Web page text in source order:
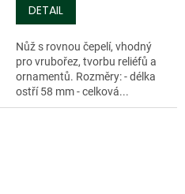
DETAIL
Nůž s rovnou čepelí, vhodný
pro vrubořez, tvorbu reliéfů a
ornamentů. Rozměry: - délka
ostří 58 mm - celková...